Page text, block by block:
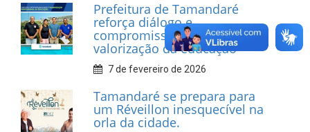
Prefeitura de Tamandaré
reforça diálogo e
compromisso com a
valorização da educação
7 de fevereiro de 2026
Tamandaré se prepara para
um Réveillon inesquecível na
orla da cidade.